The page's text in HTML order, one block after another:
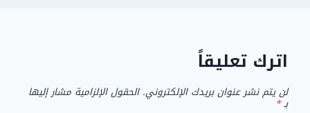
اترك تعليقاً
لن يتم نشر عنوان بريدك الإلكتروني. الحقول الإلزامية مشار إليها
بـ*